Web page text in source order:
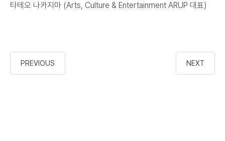
타테오 나카지마 (Arts, Culture & Entertainment ARUP 대표)
PREVIOUS NEXT